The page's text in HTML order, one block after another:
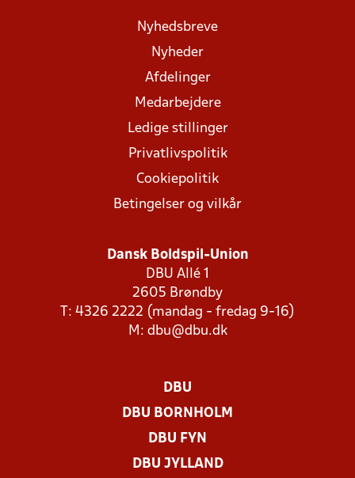
Nyhedsbreve
Nyheder
Afdelinger
Medarbejdere
Ledige stillinger
Privatlivspolitik
Cookiepolitik
Betingelser og vilkår
Dansk Boldspil-Union
DBU Allé 1
2605 Brøndby
T: 4326 2222 (mandag - fredag 9-16)
M: dbu@dbu.dk
DBU
DBU BORNHOLM
DBU FYN
DBU JYLLAND